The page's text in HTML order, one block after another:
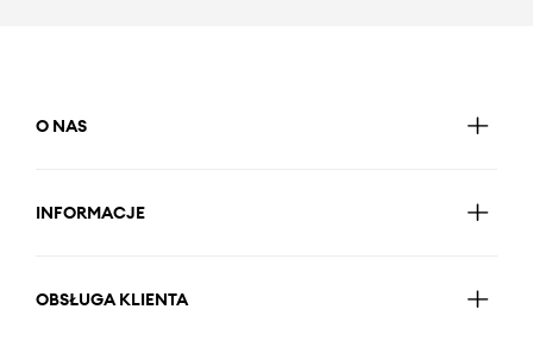
O NAS
INFORMACJE
OBSŁUGA KLIENTA